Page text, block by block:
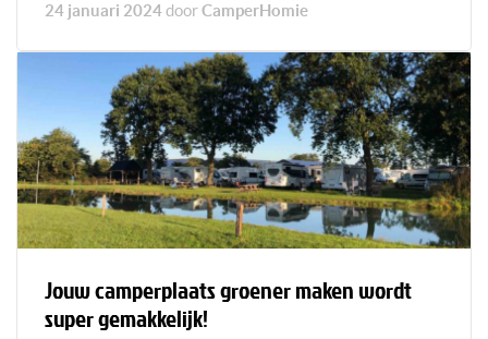
24 januari 2024doorCamperHomie
Jouw camperplaats groener maken wordt
super gemakkelijk!